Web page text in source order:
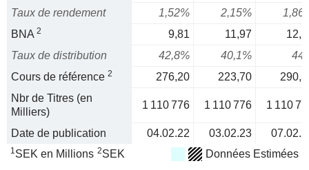
Taux de rendement
1,52% 2,15%
BNA 2 9,81 11,97
Taux de distribution
42,8% 40,1%
Cours de référence 2 276,20 223,70
Nbr de Titres (en
Milliers)
1 110 776 1 110 776 1 110
Date de publication 04.02.22 03.02.23
1SEK en Millions 2SEK Données Estimées